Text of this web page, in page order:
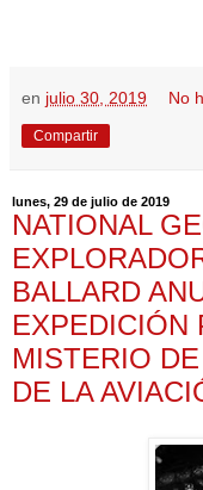
en julio 30, 2019 No
Compartir
lunes, 29 de julio de 2019
NATIONAL
BALLARD
EXPEDICIÓN
MISTERIO
DE LA